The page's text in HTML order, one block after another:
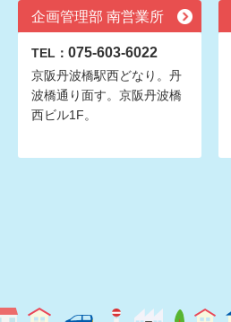
企画管理部 南営業所
TEL： 075-603-6022
京阪丹波橋駅西どなり。丹
波橋通り面す。京阪丹波橋
西ビル1F。